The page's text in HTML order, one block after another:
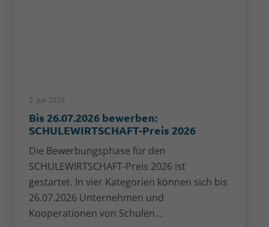
2. Juli 2026
Bis 26.07.2026 bewerben:
SCHULEWIRTSCHAFT-Preis 2026
Die Bewerbungsphase für den
SCHULEWIRTSCHAFT-Preis 2026 ist
gestartet. In vier Kategorien können sich bis
26.07.2026 Unternehmen und
Kooperationen von Schulen…